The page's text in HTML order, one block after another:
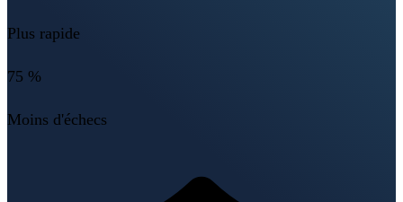
Plus rapide
75 %
Moins d'échecs